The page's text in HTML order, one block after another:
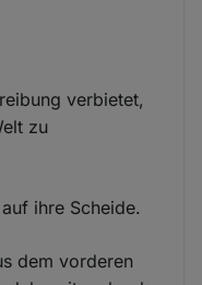
verbietet,
zu
ihre Scheide.
dem vorderen